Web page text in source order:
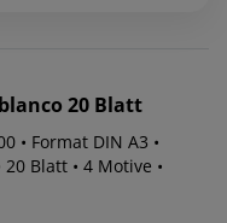
20 Blatt
• Format DIN A3 •
Blatt • 4 Motive •